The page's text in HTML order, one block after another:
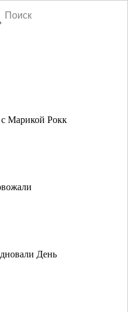
Поиск
Марикой Рокк
День